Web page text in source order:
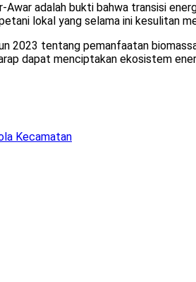
adalah bukti bahwa transisi
lokal yang selama ini kesulitan
2023 tentang pemanfaatan
dapat menciptakan ekosistem
Kecamatan